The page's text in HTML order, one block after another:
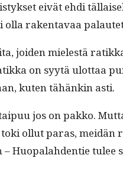
eivät ehdi
rak­en­tavaa
joiden mielestä
on syytä ulot­taa
kuten tähänkin asti.
jos on pakko.
ollut paras,
Huopalah­den­tie tulee